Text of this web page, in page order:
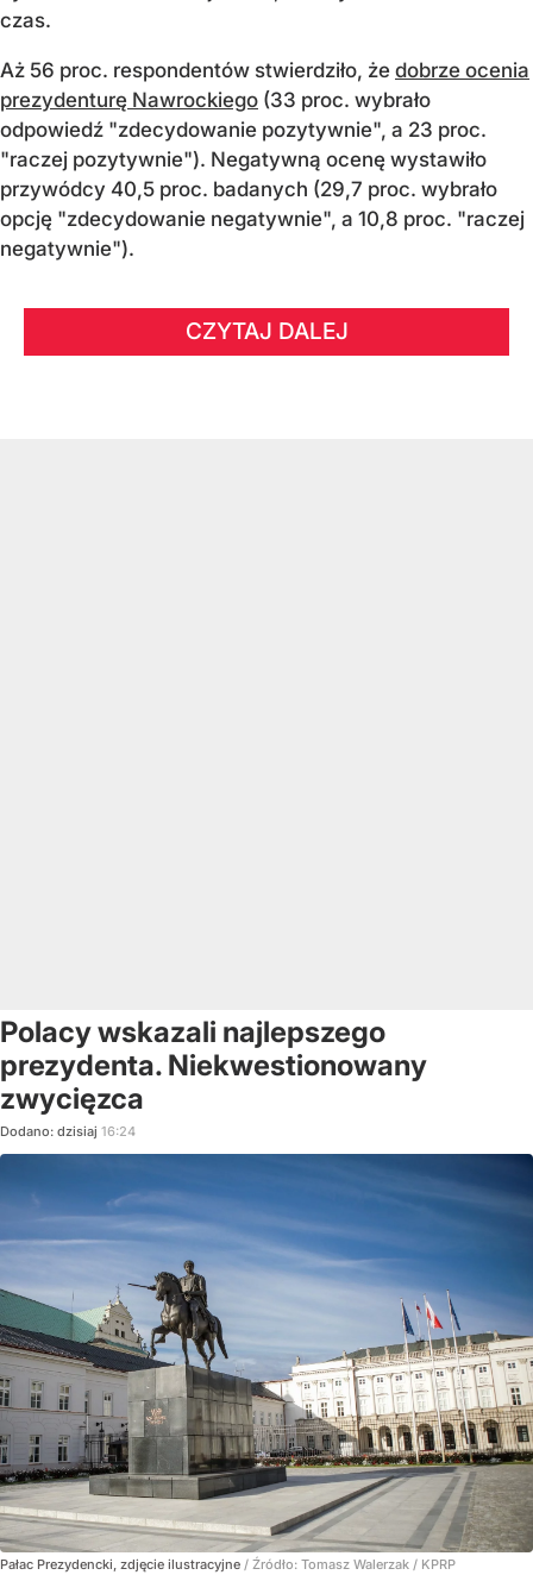
czas.
Aż 56 proc. respondentów stwierdziło, że dobrze ocenia
prezydenturę Nawrockiego (33 proc. wybrało
odpowiedź "zdecydowanie pozytywnie", a 23 proc.
"raczej pozytywnie"). Negatywną ocenę wystawiło
przywódcy 40,5 proc. badanych (29,7 proc. wybrało
opcję "zdecydowanie negatywnie", a 10,8 proc. "raczej
negatywnie").
CZYTAJ DALEJ
Polacy wskazali najlepszego
prezydenta. Niekwestionowany
zwycięzca
Dodano: dzisiaj 16:24
Pałac Prezydencki, zdjęcie ilustracyjne / Źródło: Tomasz Walerzak / KPRP